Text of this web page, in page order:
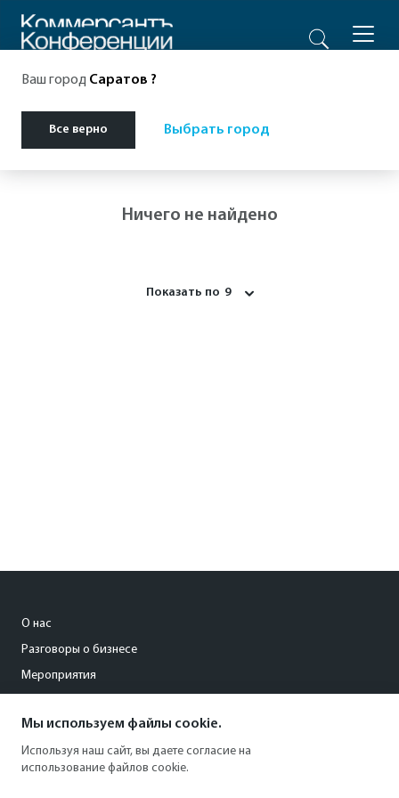
Ваш город Саратов ?
Все верно Выбрать город
Главная Разговоры о бизнесе
Разговоры о бизнесе
Ничего не найдено
Показать по 9
О нас
Разговоры о бизнесе
Мероприятия
reklama@om-saratov.ru
+7 8452 23-79-65
Мы используем файлы cookie.
Используя наш сайт, вы даете согласие на
использование файлов cookie.